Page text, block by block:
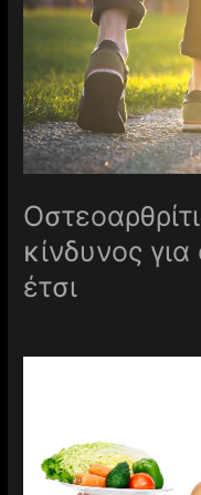
κίνδυνος
έτσι